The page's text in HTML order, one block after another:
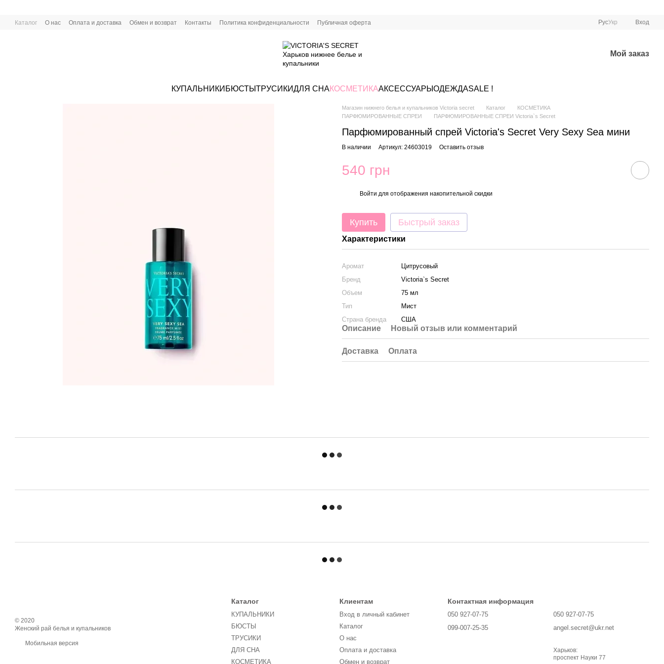
Каталог О нас Оплата и доставка Обмен и возврат Контакты Политика конфиденциальности Публичная оферта РусУкр Вход
Мой заказ
КУПАЛЬНИКИ БЮСТЫ ТРУСИКИДЛЯ СНАКОСМЕТИКААКСЕССУАРЫ ОДЕЖДАSALE !
Магазин нижнего белья и купальников Victoria secret Каталог
КОСМЕТИКА
ПАРФЮМИРОВАННЫЕ СПРЕИ
ПАРФЮМИРОВАННЫЕ СПРЕИ Victoria`s Secret
Парфюмированный спрей Victoria's Secret Very Sexy Sea мини
В наличии Артикул: 24603019 Оставить отзыв
540 грн
Войти для отображения накопительной скидки
Купить Быстрый заказ
Характеристики
Аромат
Цитрусовый
Бренд
Victoria`s Secret
Объем
75 мл
Тип
Мист
Страна бренда
США
Описание Новый отзыв или комментарий
Доставка Оплата
© 2020
Женский рай белья и купальников
Мобильная версия
Каталог
КУПАЛЬНИКИ
БЮСТЫ
ТРУСИКИ
ДЛЯ СНА
КОСМЕТИКА
Клиентам
Вход в личный кабинет
Каталог
О нас
Оплата и доставка
Обмен и возврат
Контактная информация
050 927-07-75
099-007-25-35
050 927-07-75
angel.secret@ukr.net
Харьков:
проспект Науки 77